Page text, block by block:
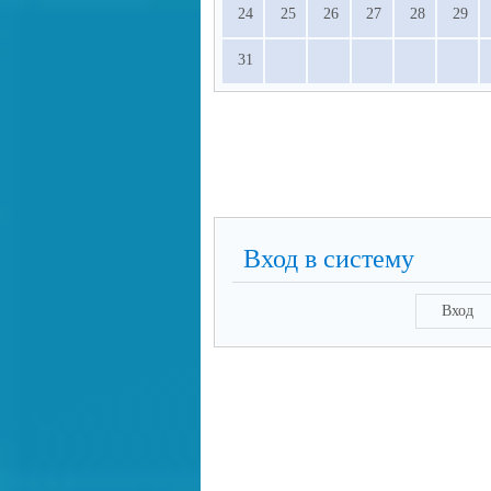
24 25 26 27 28 29
31
Вход в систему
Вход